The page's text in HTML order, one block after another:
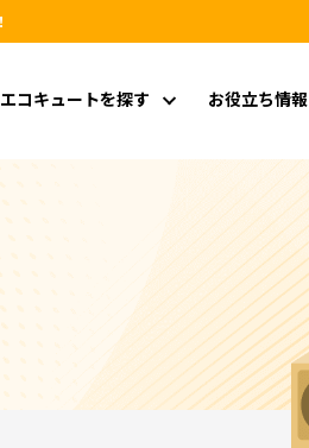
エコキュートを探す お役立ち情報